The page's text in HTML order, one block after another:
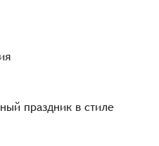
праздник в стиле